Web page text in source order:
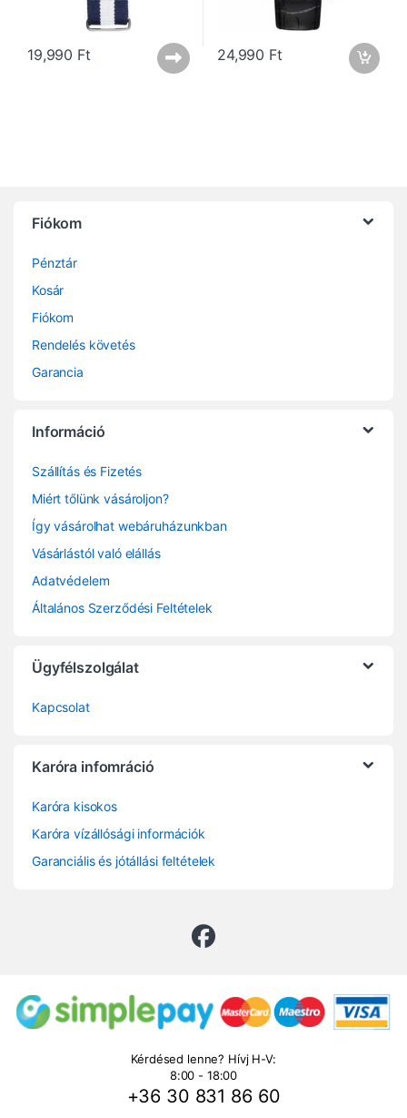
19,990 Ft 24,990 Ft
Fiókom
Pénztár
Kosár
Fiókom
Rendelés követés
Garancia
Információ
Szállítás és Fizetés
Miért tőlünk vásároljon?
Így vásárolhat webáruházunkban
Vásárlástól való elállás
Adatvédelem
Általános Szerződési Feltételek
Ügyfélszolgálat
Kapcsolat
Karóra infomráció
Karóra kisokos
Karóra vízállósági információk
Garanciális és jótállási feltételek
Kérdésed lenne? Hívj H-V:
8:00 - 18:00
+36 30 831 86 60